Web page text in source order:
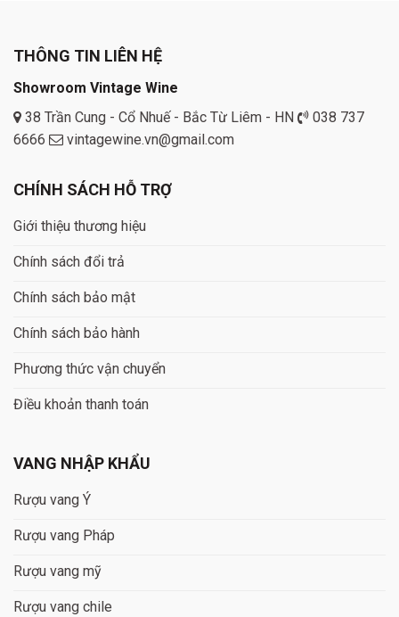
THÔNG TIN LIÊN HỆ
Showroom Vintage Wine
38 Trần Cung - Cổ Nhuế - Bắc Từ Liêm - HN
038 737
6666
vintagewine.vn@gmail.com
CHÍNH SÁCH HỖ TRỢ
Giới thiệu thương hiệu
Chính sách đổi trả
Chính sách bảo mật
Chính sách bảo hành
Phương thức vận chuyển
Điều khoản thanh toán
VANG NHẬP KHẨU
Rượu vang Ý
Rượu vang Pháp
Rượu vang mỹ
Rượu vang chile